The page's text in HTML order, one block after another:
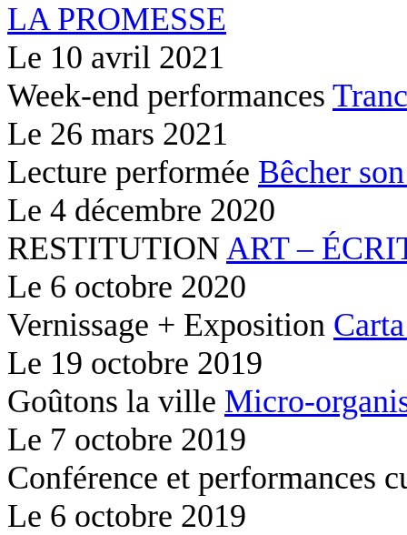
LA PROMESSE
Le 10 avril 2021
Week-end performances
Le 26 mars 2021
Lecture performée Bêcher
Le 4 décembre 2020
RESTITUTIONART –
Le 6 octobre 2020
Vernissage + Exposition
Le 19 octobre 2019
Goûtons la ville Micro-
Le 7 octobre 2019
Conférence et performances
Le 6 octobre 2019